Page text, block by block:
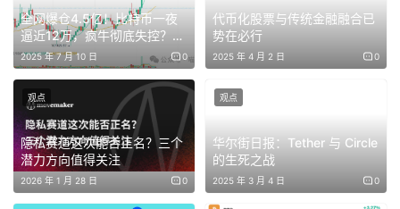
通常而言，验证者队列的变化被视为观察市场情绪的重要风
向标。背后的逻辑在于，以太坊 PoS 为了保障共识稳定
性，并不允许节点随意进出，而是通过流量控制机制，对质
押与退出行为进行节奏调节。
因此，当 ETH 价格处于高位阶段时，退出需求往往容易累
积，部分质押者可能会选择兑现收益，不过潜在卖压并不会
瞬间释放，而是通过退出队列在链上被“拉长”；而当退出需
全网爆仓4.5亿！比特币一夜
逼近12万，疯牛彻底失控？背
后这两件事你一定要知道！
2025 年 7 月 10 日 0
代币化股票与传统金融融合已
势在必行
2025 年 4 月 2 日 0
隐私赛道这次能否正名？三个
潜力方向值得关注
2026 年 1 月 28 日 0
观点
华尔街日报：Tether 与 Circle
的生死之战
2025 年 3 月 4 日 0
观点